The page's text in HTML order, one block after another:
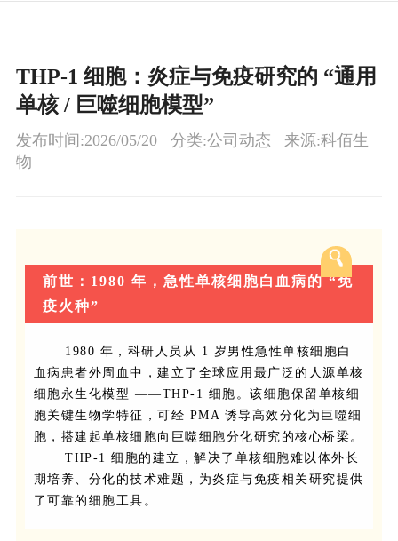
THP-1 细胞：炎症与免疫研究的 “通用
单核 / 巨噬细胞模型”
发布时间:2026/05/20 分类:公司动态
来源:科佰生
物
前世：1980 年，急性单核细胞白血病的 “免
疫火种”
1980 年，科研人员从 1 岁男性急性单核细胞白
血病患者外周血中，建立了全球应用最广泛的人源单核
细胞永生化模型 ——THP-1 细胞。该细胞保留单核细
胞关键生物学特征，可经 PMA 诱导高效分化为巨噬细
胞，搭建起单核细胞向巨噬细胞分化研究的核心桥梁。
THP-1 细胞的建立，解决了单核细胞难以体外长
期培养、分化的技术难题，为炎症与免疫相关研究提供
了可靠的细胞工具。